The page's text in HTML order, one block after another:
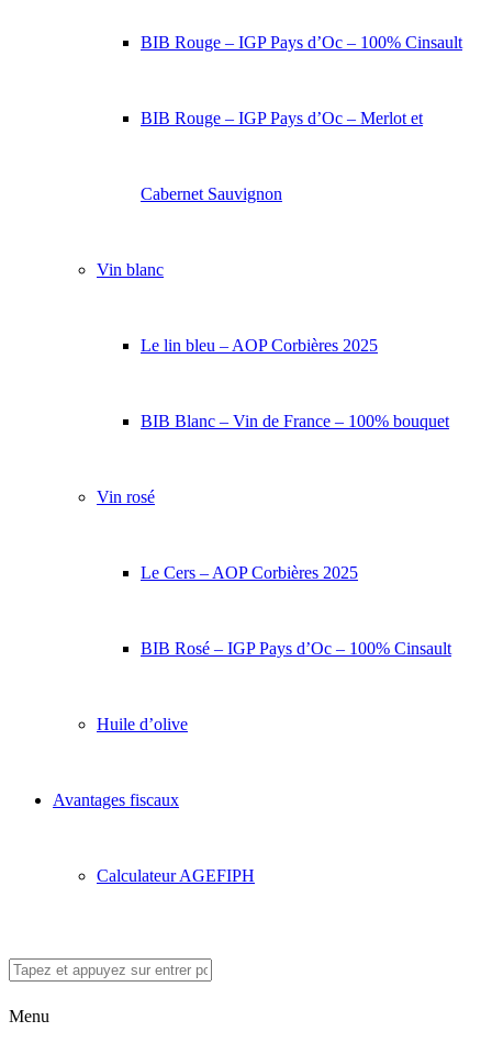
BIB Rouge – IGP Pays d’Oc – 100% Cinsault
BIB Rouge – IGP Pays d’Oc – Merlot et
Cabernet Sauvignon
Vin blanc
Le lin bleu – AOP Corbières 2025
BIB Blanc – Vin de France – 100% bouquet
Vin rosé
Le Cers – AOP Corbières 2025
BIB Rosé – IGP Pays d’Oc – 100% Cinsault
Huile d’olive
Avantages fiscaux
Calculateur AGEFIPH
Menu